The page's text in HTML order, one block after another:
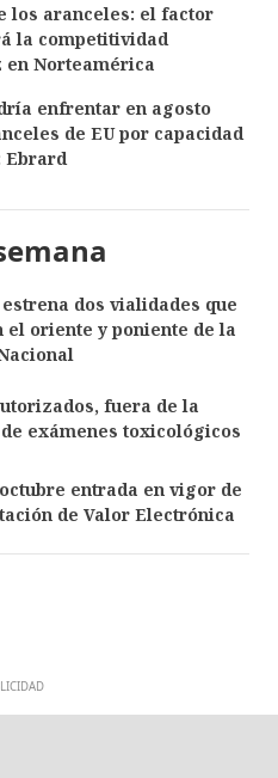
los aranceles: el factor
la competitividad
en Norteamérica
enfrentar en agosto
de EU por capacidad
Ebrard
dos vialidades que
el oriente y poniente de la
fuera de la
exámenes toxicológicos
entrada en vigor de
de Valor Electrónica